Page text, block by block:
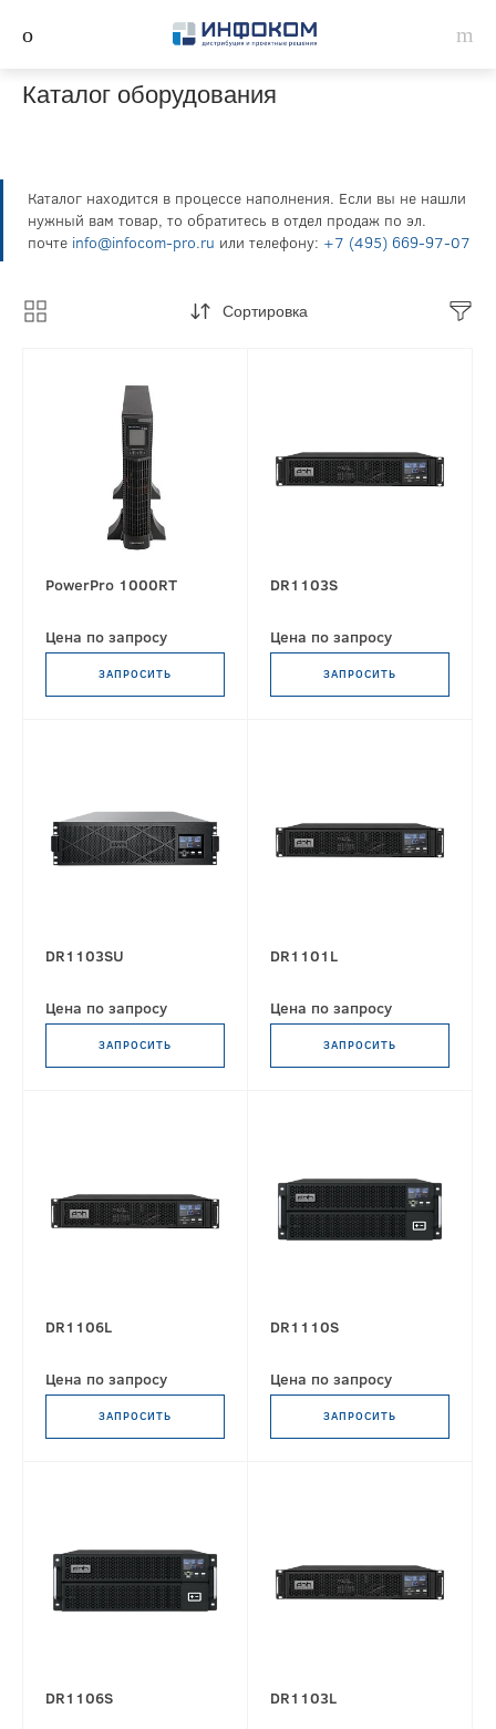
Каталог оборудования
Каталог находится в процессе наполнения. Если вы не нашли
нужный вам товар, то обратитесь в отдел продаж по эл.
почте info@infocom-pro.ru или телефону: +7 (495) 669-97-07
Сортировка
PowerPro 1000RT
Цена по запросу
ЗАПРОСИТЬ
DR1103S
Цена по запросу
ЗАПРОСИТЬ
DR1103SU
Цена по запросу
ЗАПРОСИТЬ
DR1101L
Цена по запросу
ЗАПРОСИТЬ
DR1106L
Цена по запросу
ЗАПРОСИТЬ
DR1110S
Цена по запросу
ЗАПРОСИТЬ
DR1106S DR1103L